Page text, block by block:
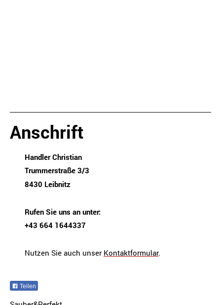
Anschrift
Handler Christian
Trummerstraße 3/3
8430 Leibnitz
Rufen Sie uns an unter:
+43 664 1644337
Nutzen Sie auch unser Kontaktformular.
Teilen